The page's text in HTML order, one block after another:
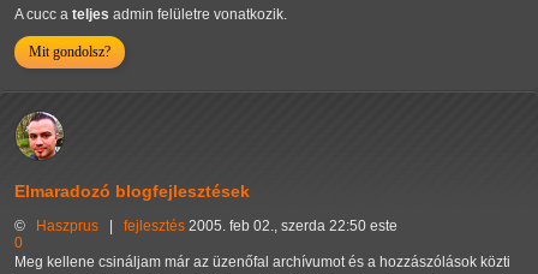
A cucc a teljes admin felületre vonatkozik.
Mit gondolsz?
Elmaradozó blogfejlesztések
© Haszprus fejlesztés 2005. feb 02., szerda 22:50 este
0
Meg kellene csináljam már az üzenőfal archívumot és a hozzászólások közti